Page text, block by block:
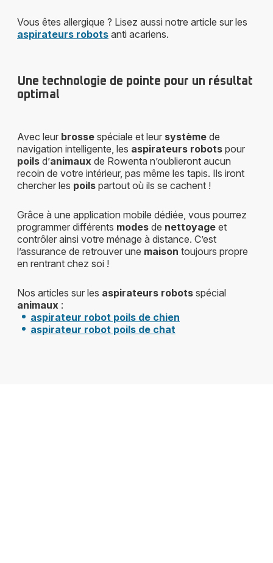
Vous êtes allergique ? Lisez aussi notre article sur les
aspirateurs robots anti acariens.
Une technologie de pointe pour un résultat
optimal
Avec leur brosse spéciale et leur système de
navigation intelligente, les aspirateurs robots pour
poils d’animaux de Rowenta n’oublieront aucun
recoin de votre intérieur, pas même les tapis. Ils iront
chercher les poils partout où ils se cachent !
Grâce à une application mobile dédiée, vous pourrez
programmer différents modes de nettoyage et
contrôler ainsi votre ménage à distance. C’est
l’assurance de retrouver une maison toujours propre
en rentrant chez soi !
Nos articles sur les aspirateurs robots spécial
animaux :
aspirateur robot poils de chien
aspirateur robot poils de chat